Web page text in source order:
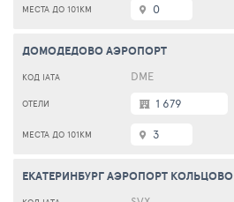
0
ДОМОДЕДОВО АЭРОПОРТ
DME
1 679
3
ЕКАТЕРИНБУРГ АЭРОПОРТ КОЛЬЦОВО